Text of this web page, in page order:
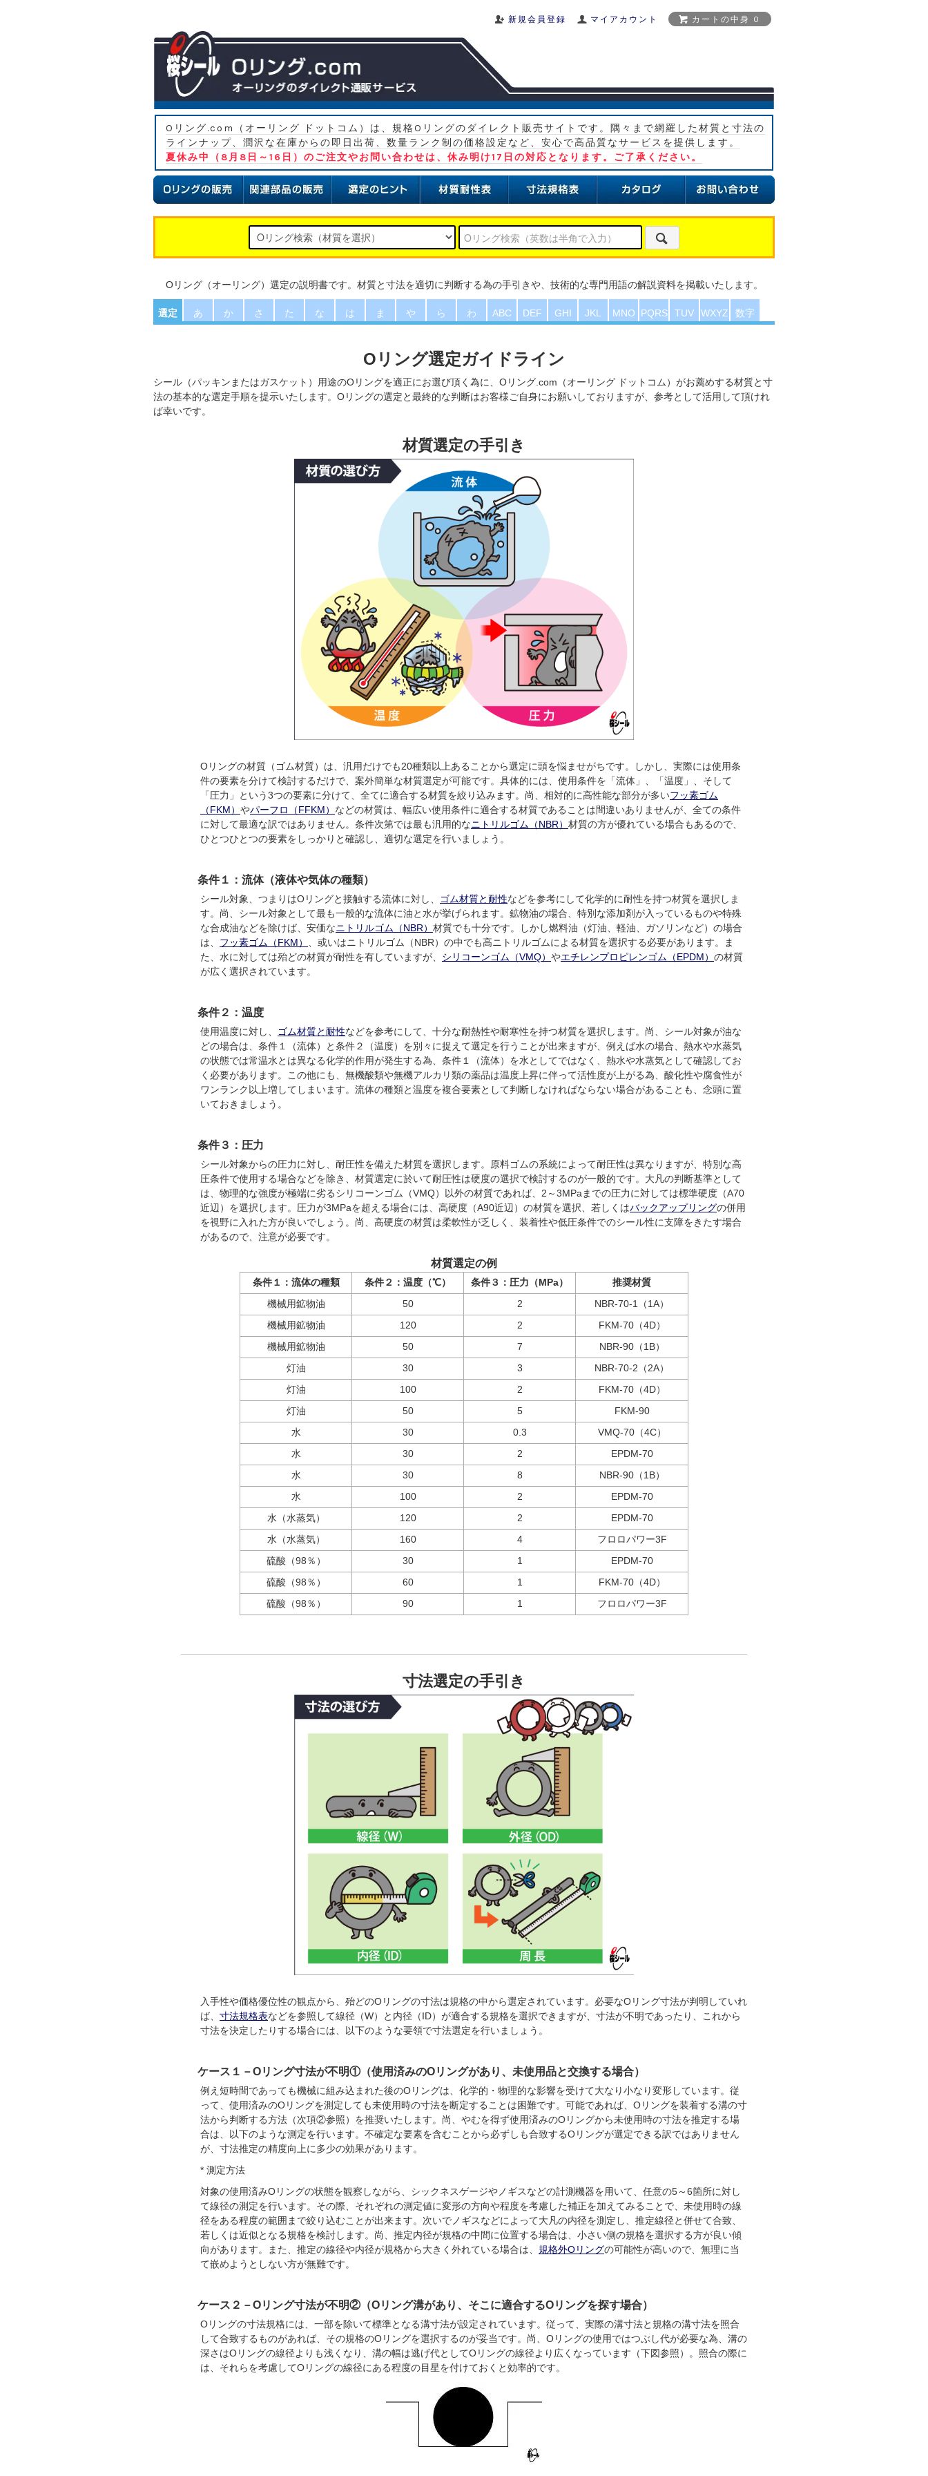
新規会員登録 マイアカウント カートの中身 0
Oリング.com（オーリング ドットコム）は、規格Oリングのダイレクト販売サイトです。隅々まで網羅した材質と寸法の
ラインナップ、潤沢な在庫からの即日出荷、数量ランク制の価格設定など、安心で高品質なサービスを提供します。
夏休み中（8月8日～16日）のご注文やお問い合わせは、休み明け17日の対応となります。ご了承ください。
Oリング（オーリング）選定の説明書です。材質と寸法を適切に判断する為の手引きや、技術的な専門用語の解説資料を掲載いたします。
選定
Oリング選定ガイドライン
シール（パッキンまたはガスケット）用途のOリングを適正にお選び頂く為に、Oリング.com（オーリング ドットコム）がお薦めする材質と寸
法の基本的な選定手順を提示いたします。Oリングの選定と最終的な判断はお客様ご自身にお願いしておりますが、参考として活用して頂けれ
ば幸いです。
材質選定の手引き
Oリングの材質（ゴム材質）は、汎用だけでも20種類以上あることから選定に頭を悩ませがちです。しかし、実際には使用条
件の要素を分けて検討するだけで、案外簡単な材質選定が可能です。具体的には、使用条件を「流体」、「温度」、そして
「圧力」という3つの要素に分けて、全てに適合する材質を絞り込みます。尚、相対的に高性能な部分が多いフッ素ゴム
（FKM） やパーフロ（FFKM） などの材質は、幅広い使用条件に適合する材質であることは間違いありませんが、全ての条件
に対して最適な訳ではありません。条件次第では最も汎用的なニトリルゴム（NBR） 材質の方が優れている場合もあるので、
ひとつひとつの要素をしっかりと確認し、適切な選定を行いましょう。
条件１：流体（液体や気体の種類）
シール対象、つまりはOリングと接触する流体に対し、 ゴム材質と耐性などを参考にして化学的に耐性を持つ材質を選択しま
す。尚、シール対象として最も一般的な流体に油と水が挙げられます。鉱物油の場合、特別な添加剤が入っているものや特殊
な合成油などを除けば、安価なニトリルゴム（NBR） 材質でも十分です。しかし燃料油（灯油、軽油、ガソリンなど）の場合
は、 フッ素ゴム（FKM）
、或いはニトリルゴム（NBR）の中でも高ニトリルゴムによる材質を選択する必要があります。ま
た、水に対しては殆どの材質が耐性を有していますが、 シリコーンゴム（VMQ） やエチレンプロピレンゴム（EPDM） の材質
が広く選択されています。
条件２：温度
使用温度に対し、 ゴム材質と耐性などを参考にして、十分な耐熱性や耐寒性を持つ材質を選択します。尚、シール対象が油な
どの場合は、条件１（流体）と条件２（温度）を別々に捉えて選定を行うことが出来ますが、例えば水の場合、熱水や水蒸気
の状態では常温水とは異なる化学的作用が発生する為、条件１（流体）を水としてではなく、熱水や水蒸気として確認してお
く必要があります。この他にも、無機酸類や無機アルカリ類の薬品は温度上昇に伴って活性度が上がる為、酸化性や腐食性が
ワンランク以上増してしまいます。流体の種類と温度を複合要素として判断しなければならない場合があることも、念頭に置
いておきましょう。
条件３：圧力
シール対象からの圧力に対し、耐圧性を備えた材質を選択します。原料ゴムの系統によって耐圧性は異なりますが、特別な高
圧条件で使用する場合などを除き、材質選定に於いて耐圧性は硬度の選択で検討するのが一般的です。大凡の判断基準として
は、物理的な強度が極端に劣るシリコーンゴム（VMQ）以外の材質であれば、2～3MPaまでの圧力に対しては標準硬度（A70
近辺）を選択します。圧力が3MPaを超える場合には、高硬度（A90近辺）の材質を選択、若しくはバックアップリングの併用
を視野に入れた方が良いでしょう。尚、高硬度の材質は柔軟性が乏しく、装着性や低圧条件でのシール性に支障をきたす場合
があるので、注意が必要です。
材質選定の例
条件１：流体の種類 条件２：温度（℃） 条件３：圧力（MPa）
推奨材質
機械用鉱物油
50 2
NBR-70-1（1A）
機械用鉱物油
120 2
FKM-70（4D）
機械用鉱物油
50 7
NBR-90（1B）
灯油
30 3
NBR-70-2（2A）
灯油
100 2
FKM-70（4D）
灯油
50 5
FKM-90
水
30 0.3
VMQ-70（4C）
水
30 2
EPDM-70
水
30 8
NBR-90（1B）
水
100 2
EPDM-70
水（水蒸気）
120 2
EPDM-70
水（水蒸気）
160 4
フロロパワー3F
硫酸（98％）
30 1
EPDM-70
硫酸（98％）
60 1
FKM-70（4D）
硫酸（98％）
90 1 フロロパワー3F
寸法選定の手引き
入手性や価格優位性の観点から、殆どのOリングの寸法は規格の中から選定されています。必要なOリング寸法が判明していれ
ば、 寸法規格表などを参照して線径（W）と内径（ID）が適合する規格を選択できますが、寸法が不明であったり、これから
寸法を決定したりする場合には、以下のような要領で寸法選定を行いましょう。
ケース１－Oリング寸法が不明①（使用済みのOリングがあり、未使用品と交換する場合）
例え短時間であっても機械に組み込まれた後のOリングは、化学的・物理的な影響を受けて大なり小なり変形しています。従
って、使用済みのOリングを測定しても未使用時の寸法を断定することは困難です。可能であれば、Oリングを装着する溝の寸
法から判断する方法（次項②参照）を推奨いたします。尚、やむを得ず使用済みのOリングから未使用時の寸法を推定する場
合は、以下のような測定を行います。不確定な要素を含むことから必ずしも合致するOリングが選定できる訳ではありません
が、寸法推定の精度向上に多少の効果があります。
* 測定方法
対象の使用済みOリングの状態を観察しながら、シックネスゲージやノギスなどの計測機器を用いて、任意の5～6箇所に対し
て線径の測定を行います。その際、それぞれの測定値に変形の方向や程度を考慮した補正を加えてみることで、未使用時の線
径をある程度の範囲まで絞り込むことが出来ます。次いでノギスなどによって大凡の内径を測定し、推定線径と併せて合致、
若しくは近似となる規格を検討します。尚、推定内径が規格の中間に位置する場合は、小さい側の規格を選択する方が良い傾
向があります。また、推定の線径や内径が規格から大きく外れている場合は、 規格外Oリングの可能性が高いので、無理に当
て嵌めようとしない方が無難です。
ケース２－Oリング寸法が不明②（Oリング溝があり、そこに適合するOリングを探す場合）
Oリングの寸法規格には、一部を除いて標準となる溝寸法が設定されています。従って、実際の溝寸法と規格の溝寸法を照合
して合致するものがあれば、その規格のOリングを選択するのが妥当です。尚、Oリングの使用ではつぶし代が必要な為、溝の
深さはOリングの線径よりも浅くなり、溝の幅は逃げ代としてOリングの線径より広くなっています（下図参照）。照合の際に
は、それらを考慮してOリングの線径にある程度の目星を付けておくと効率的です。
あ か さ た な は ま や ら わ ABC DEF GHI JKL MNO PQRS TUV WXYZ 数字